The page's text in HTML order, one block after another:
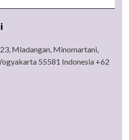
Mladangan, Minomartani,
55581 Indonesia +62